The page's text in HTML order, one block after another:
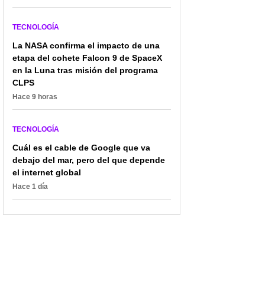
TECNOLOGÍA
La NASA confirma el impacto de una
etapa del cohete Falcon 9 de SpaceX
en la Luna tras misión del programa
CLPS
Hace 9 horas
TECNOLOGÍA
Cuál es el cable de Google que va
debajo del mar, pero del que depende
el internet global
Hace 1 día